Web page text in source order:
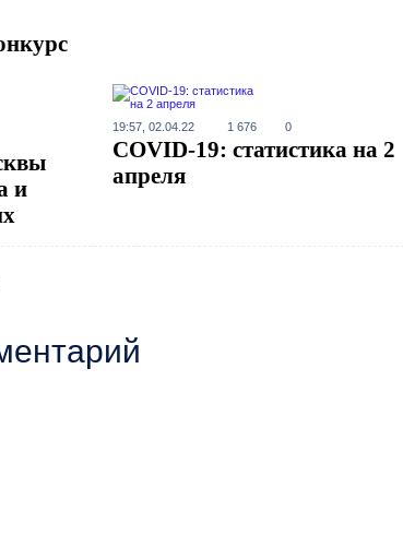
и
19:57, 02.04.22 1 676 0
COVID-19: статистика на 2
апреля